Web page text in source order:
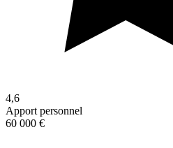
4,6
Apport personnel
60 000 €